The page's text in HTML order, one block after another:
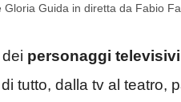
Gloria Guida in diretta da Fabio
personaggi
tutto, dalla tv al teatro,